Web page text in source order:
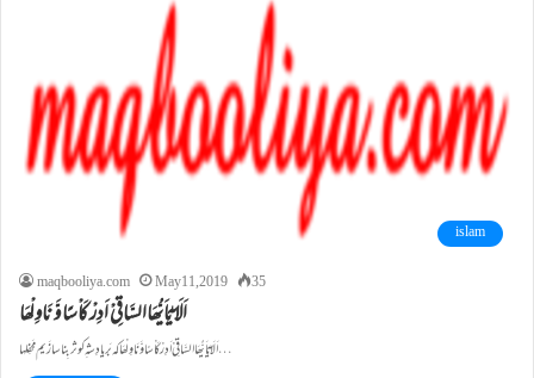
islam
maqbooliya.com
May 11, 2019 35
اَلَا یٰٓاَیُّھَاالسَّاقِیْ اَدِرْ کَاْسًا وَّ نَاوِلْھَا
اَلَا یٰٓـاَیـُّھَا السَّاقِیْ اَدِرْ کَاْسًا وَّ نَاوِلْھَا کہ بَر یادِ شہِ کوثر بِنا سازَیم مَحفِلہا…